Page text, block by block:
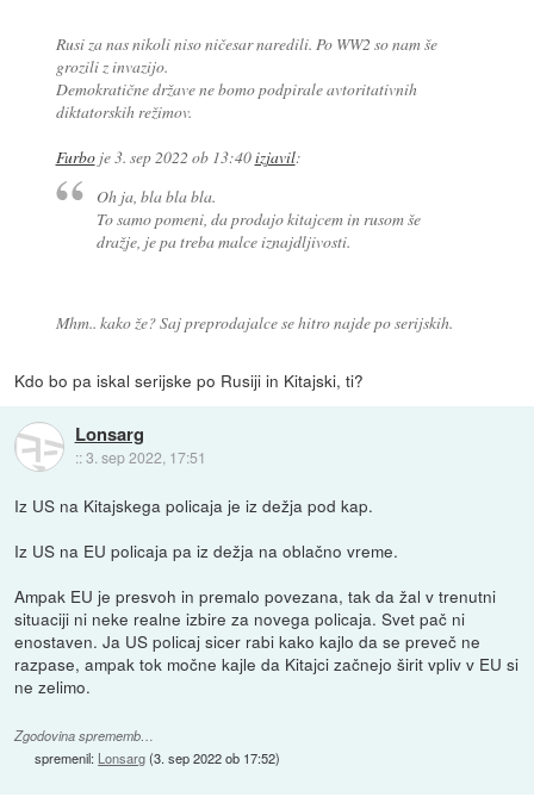
Rusi za nas nikoli niso ničesar naredili. Po WW2 so nam še
grozili z invazijo.
Demokratične države ne bomo podpirale avtoritativnih
diktatorskih režimov.
Furboje3. sep 2022 ob 13:40izjavil:
Oh ja, bla bla bla.
To samo pomeni, da prodajo kitajcem in rusom še
dražje, je pa treba malce iznajdljivosti.
Mhm.. kako že? Saj preprodajalce se hitro najde po serijskih.
Kdo bo pa iskal serijske po Rusiji in Kitajski, ti?
Lonsarg
::3. sep 2022, 17:51
Iz US na Kitajskega policaja je iz dežja pod kap.
Iz US na EU policaja pa iz dežja na oblačno vreme.
Ampak EU je presvoh in premalo povezana, tak da žal v trenutni
situaciji ni neke realne izbire za novega policaja. Svet pač ni
enostaven. Ja US policaj sicer rabi kako kajlo da se preveč ne
razpase, ampak tok močne kajle da Kitajci začnejo širit vpliv v EU si
ne zelimo.
Zgodovina sprememb…
spremenil: Lonsarg(3. sep 2022 ob 17:52)